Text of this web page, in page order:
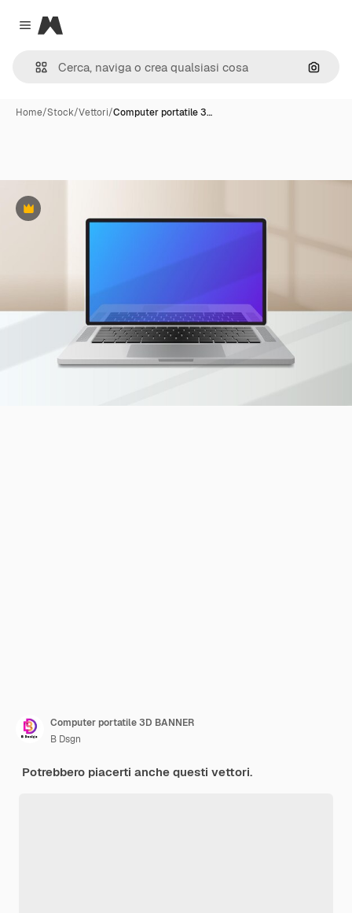
Close menu
Magnific
Cerca
Home/Stock/Vettori/Computer portatile 3…
Premium
Computer portatile 3D BANNER
B Dsgn
Potrebbero piacerti anche questi vettori.